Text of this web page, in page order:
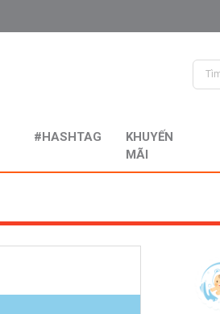
#HASHTAG
KHUYẾN
MÃI